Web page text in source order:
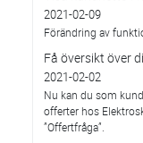
2021-02-09
Förändring av
Få översikt över
2021-02-02
Nu kan du som
offerter hos
”Offertfråga”.